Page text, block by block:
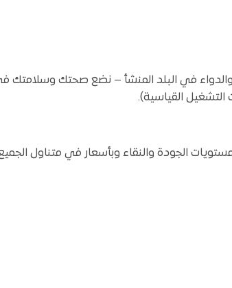
في البلد المنشأ – نضع صحتك وسلامتك في
الجودة والنقاء وبأسعار في متناول